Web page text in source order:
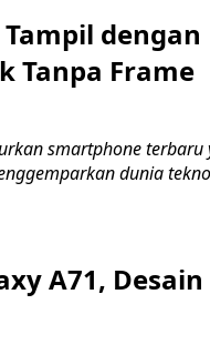
dengan
Tanpa Frame
smartphone
dunia
A71, Desain